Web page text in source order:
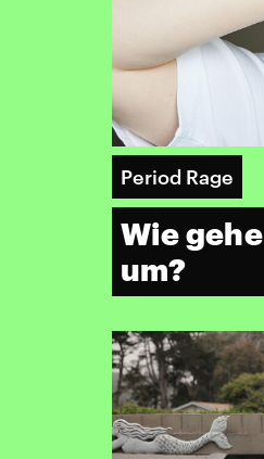
Period Rage
Wie
um?